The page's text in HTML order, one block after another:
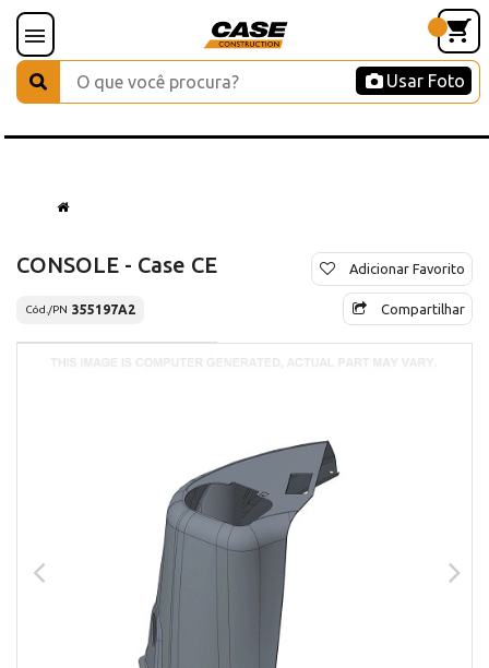
Usar Foto
CONSOLE - Case CE
Cód./PN 355197A2
Adicionar Favorito
Compartilhar